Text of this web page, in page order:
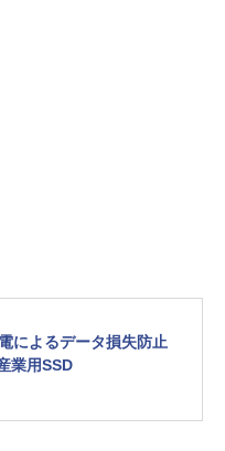
によるデータ損失防止
業用SSD